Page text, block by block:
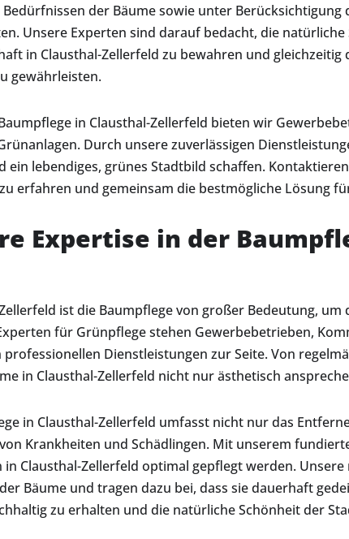
der Bäume sowie unter Berücksichtigung
Unsere Experten sind darauf bedacht, die
in Clausthal-Zellerfeld zu bewahren und gleichzeitig
gewährleisten.
in Clausthal-Zellerfeld bieten wir
Durch unsere zuverlässigen
ein lebendiges, grünes Stadtbild schaffen.
erfahren und gemeinsam die bestmögliche Lösung
Expertise in der
ist die Baumpflege von großer Bedeutung,
für Grünpflege stehen Gewerbebetrieben,
professionellen Dienstleistungen zur Seite. Von
in Clausthal-Zellerfeld nicht nur ästhetisch
in Clausthal-Zellerfeld umfasst nicht nur das
Krankheiten und Schädlingen. Mit unserem
in Clausthal-Zellerfeld optimal gepflegt werden.
Bäume und tragen dazu bei, dass sie dauerhaft
zu erhalten und die natürliche Schönheit der